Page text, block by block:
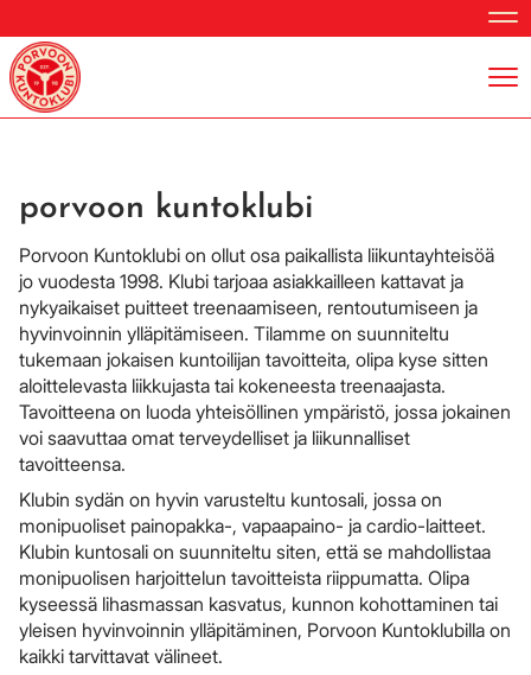
porvoon kuntoklubi
Porvoon Kuntoklubi on ollut osa paikallista liikuntayhteisöä
jo vuodesta 1998. Klubi tarjoaa asiakkailleen kattavat ja
nykyaikaiset puitteet treenaamiseen, rentoutumiseen ja
hyvinvoinnin ylläpitämiseen. Tilamme on suunniteltu
tukemaan jokaisen kuntoilijan tavoitteita, olipa kyse sitten
aloittelevasta liikkujasta tai kokeneesta treenaajasta.
Tavoitteena on luoda yhteisöllinen ympäristö, jossa jokainen
voi saavuttaa omat terveydelliset ja liikunnalliset
tavoitteensa.
Klubin sydän on hyvin varusteltu kuntosali, jossa on
monipuoliset painopakka-, vapaapaino- ja cardio-laitteet.
Klubin kuntosali on suunniteltu siten, että se mahdollistaa
monipuolisen harjoittelun tavoitteista riippumatta. Olipa
kyseessä lihasmassan kasvatus, kunnon kohottaminen tai
yleisen hyvinvoinnin ylläpitäminen, Porvoon Kuntoklubilla on
kaikki tarvittavat välineet.